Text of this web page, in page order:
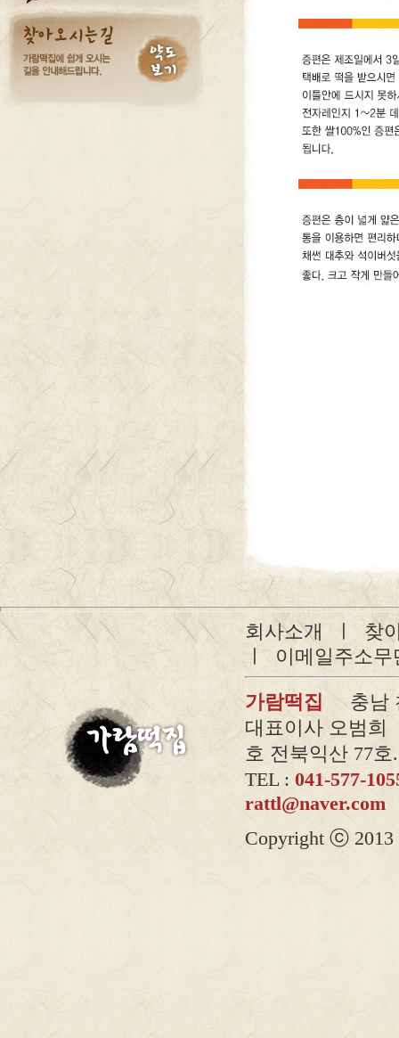
회사소개
찾
ㅣ 이메일주소
가람떡집
충남
대표이사 오범
호 전북익산 77호
TEL : 041-577-
rattl@naver.com
Copyright ⓒ 2013